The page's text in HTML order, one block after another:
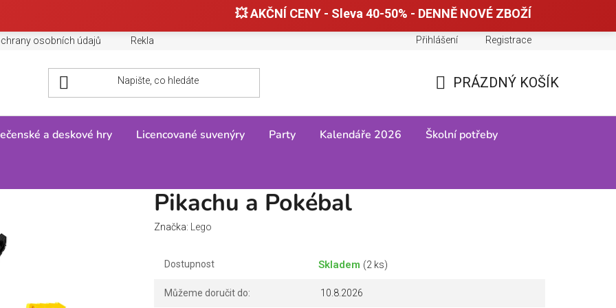
💥 AKČNÍ CENY - Sleva 40-50% - DENNĚ NOVÉ ZBOŽÍ
osobních údajů Reklamace, výměny a vrácení zboží Tabulky velikostí
Přihlášení Registrace
KOŠÍK
PRÁZDNÝ KOŠÍK
a deskové hry Licencované suvenýry Party Kalendáře 2026 Školní potřeby
Pikachu a Pokébal
Značka: Lego
Dostupnost Skladem (2 ks)
Můžeme doručit do: 10.8.2026